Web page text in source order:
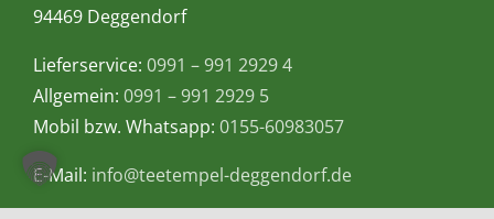
94469 Deggendorf
Lieferservice: 0991 – 991 2929 4
Allgemein: 0991 – 991 2929 5
Mobil bzw. Whatsapp: 0155-60983057
E-Mail: info@teetempel-deggendorf.de